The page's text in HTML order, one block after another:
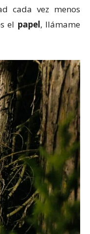
cada vez menos
el papel, llámame